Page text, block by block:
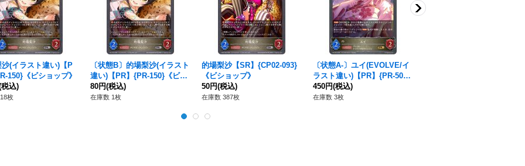
(イラスト違い)【P
150}《ビショップ》
税込)
枚
〔状態B〕的場梨沙(イラスト
違い)【PR】{PR-150}《ビシ
ョップ》
80円(税込)
在庫数 1枚
的場梨沙【SR】{CP02-093}
《ビショップ》
50円(税込)
在庫数 387枚
〔状態A-〕ユイ(EVOLVE/イ
ラスト違い)【PR】{PR-500}
《ビショップ》
450円(税込)
在庫数 3枚